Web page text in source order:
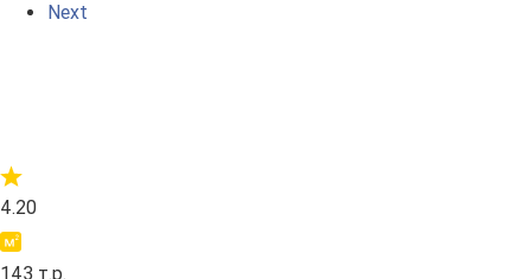
Next
4.20
143 т.р.